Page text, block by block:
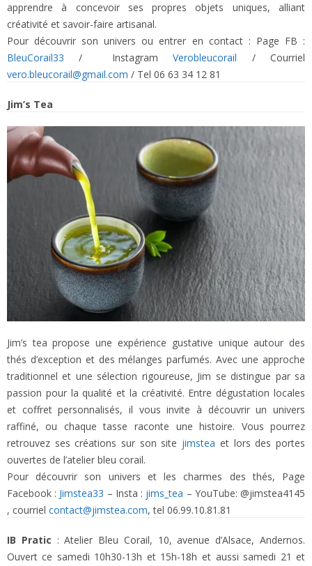
apprendre à concevoir ses propres objets uniques, alliant
créativité et savoir-faire artisanal.
Pour découvrir son univers ou entrer en contact : Page FB :
BleuCorail33 / InstagramVerobleucorail / Courriel
vero.bleucorail@gmail.com / Tel 06 63 34 12 81
Jim’s Tea
Jim’s tea propose une expérience gustative unique autour des
thés d’exception et des mélanges parfumés. Avec une approche
traditionnel et une sélection rigoureuse, Jim se distingue par sa
passion pour la qualité et la créativité. Entre dégustation locales
et coffret personnalisés, il vous invite à découvrir un univers
raffiné, ou chaque tasse raconte une histoire. Vous pourrez
retrouvez ses créations sur son site jimstea et lors des portes
ouvertes de l’atelier bleu corail.
Pour découvrir son univers et les charmes des thés, Page
Facebook : Jimstea33 – Insta : jims_tea – YouTube: @jimstea4145
, courriel contact@jimstea.com, tel 06.99.10.81.81
IB Pratic : Atelier Bleu Corail, 10, avenue d’Alsace, Andernos.
Ouvert ce samedi 10h30-13h et 15h-18h et aussi samedi 21 et